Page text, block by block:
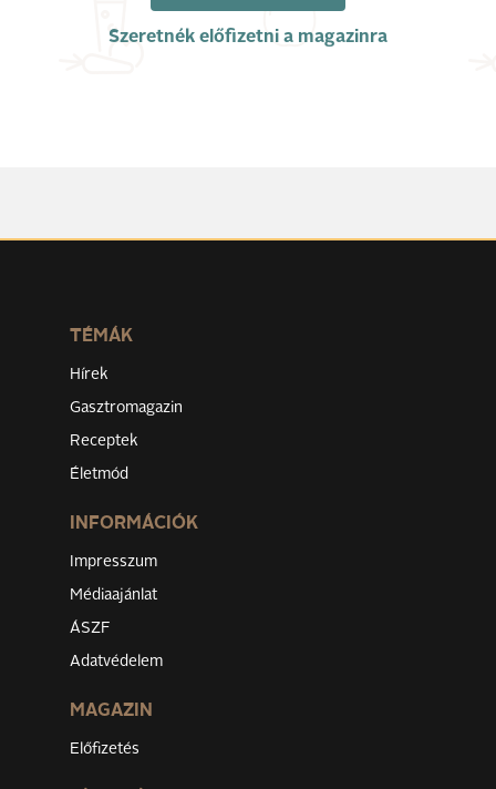
Szeretnék előfizetni a magazinra
TÉMÁK
Hírek
Gasztromagazin
Receptek
Életmód
INFORMÁCIÓK
Impresszum
Médiaajánlat
ÁSZF
Adatvédelem
MAGAZIN
Előfizetés